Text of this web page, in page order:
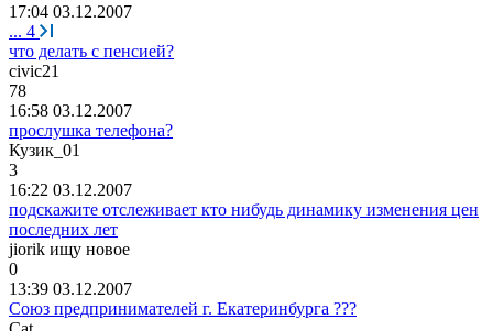
17:04 03.12.2007
... 4
что делать с пенсией?
civic21
78
16:58 03.12.2007
прослушка телефона?
Кузик _01
3
16:22 03.12.2007
подскажите отслеживает кто нибудь динамику изменения цен
последних лет
jiorik ищу новое
0
13:39 03.12.2007
Союз предпринимателей г. Екатеринбурга ???